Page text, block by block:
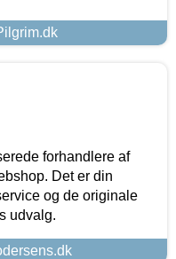
forhandlere af
Det er din
og de originale
udvalg.